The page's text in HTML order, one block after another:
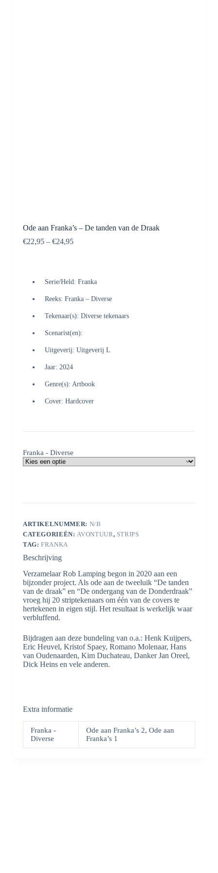
Ode aan Franka’s – De tanden van de Draak
€22,95– €24,95
Serie/Held: Franka
Reeks: Franka – Diverse
Tekenaar(s): Diverse tekenaars
Scenarist(en):
Uitgeverij: Uitgeverij L
Jaar: 2024
Genre(s): Artbook
Cover: Hardcover
Franka - Diverse
ARTIKELNUMMER: N/B
CATEGORIEËN:AVONTUUR, STRIPS
TAG:FRANKA
Beschrijving
Verzamelaar Rob Lamping begon in 2020 aan een
bijzonder project. Als ode aan de tweeluik “De tanden
van de draak” en “De ondergang van de Donderdraak”
vroeg hij 20 striptekenaars om één van de covers te
hertekenen in eigen stijl. Het resultaat is werkelijk waar
verbluffend.
Bijdragen aan deze bundeling van o.a.: Henk Kuijpers,
Eric Heuvel, Kristof Spaey, Romano Molenaar, Hans
van Oudenaarden, Kim Duchateau, Danker Jan Oreel,
Dick Heins en vele anderen.
Extra informatie
Franka -
Diverse
Ode aan Franka’s 2, Ode aan
Franka’s 1